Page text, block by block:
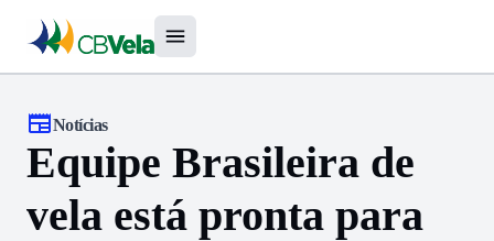
Notícias
Equipe Brasileira de
vela está pronta para